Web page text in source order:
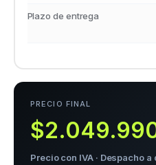
Plazo de entrega
PRECIO FINAL
Precio con IVA · Despacho